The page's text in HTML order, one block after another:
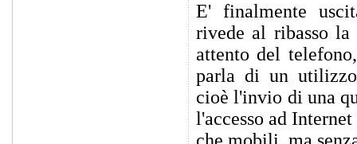
E' finalmente
rivede al ribasso la
attento del
parla di un
cioè l'invio di una
l'accesso ad